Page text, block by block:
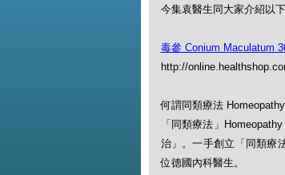
今集袁醫生同大家介紹以
毒參 Conium Maculatum
http://
何謂同類療法 Homeopathy
「同類療法」
治」。一手創立「同類療
位德國內科醫生。